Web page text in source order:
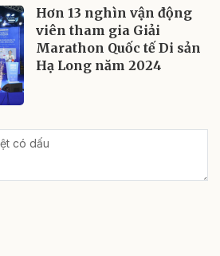
Hơn 13 nghìn vận động
viên tham gia Giải
Marathon Quốc tế Di sản
Hạ Long năm 2024